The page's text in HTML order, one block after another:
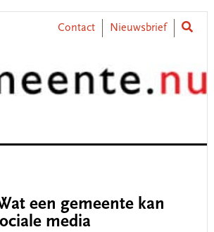
Contact Nieuwsbrief
een gemeente kan
media